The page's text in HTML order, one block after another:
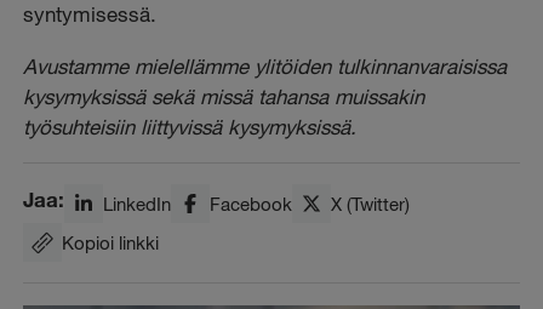
syntymisessä.
Avustamme mielellämme ylitöiden tulkinnanvaraisissa
kysymyksissä sekä missä tahansa muissakin
työsuhteisiin liittyvissä kysymyksissä.
Jaa: LinkedIn Facebook
X (Twitter)
Kopioi linkki